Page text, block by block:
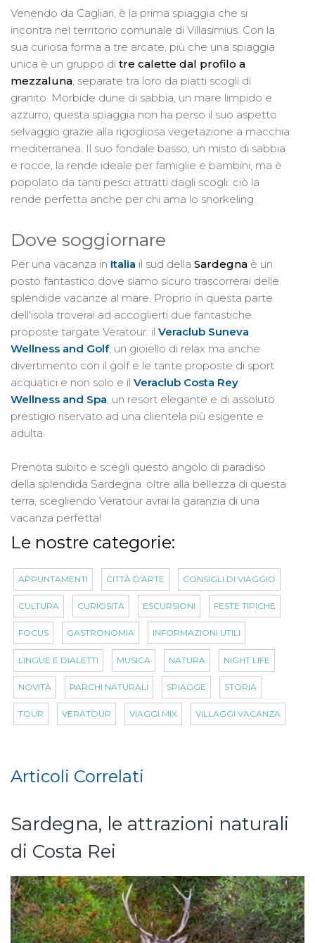
Venendo da Cagliari, è la prima spiaggia che si
incontra nel territorio comunale di Villasimius. Con la
sua curiosa forma a tre arcate, più che una spiaggia
unica è un gruppo di tre calette dal profilo a
mezzaluna , separate tra loro da piatti scogli di
granito. Morbide dune di sabbia, un mare limpido e
azzurro, questa spiaggia non ha perso il suo aspetto
selvaggio grazie alla rigogliosa vegetazione a macchia
mediterranea. Il suo fondale basso, un misto di sabbia
e rocce, la rende ideale per famiglie e bambini, ma è
popolato da tanti pesci attratti dagli scogli: ciò la
rende perfetta anche per chi ama lo snorkeling.
Dove soggiornare
Per una vacanza in Italia il sud della Sardegna è un
posto fantastico dove siamo sicuro trascorrerai delle
splendide vacanze al mare. Proprio in questa parte
dell'isola troverai ad accoglierti due fantastiche
proposte targate Veratour: il Veraclub Suneva
Wellness and Golf, un gioiello di relax ma anche
divertimento con il golf e le tante proposte di sport
acquatici e non solo e il Veraclub Costa Rey
Wellness and Spa , un resort elegante e di assoluto
prestigio riservato ad una clientela più esigente e
adulta.
Prenota subito e scegli questo angolo di paradiso
della splendida Sardegna: oltre alla bellezza di questa
terra, scegliendo Veratour avrai la garanzia di una
vacanza perfetta!
Le nostre categorie:
APPUNTAMENTI CITTÀ D'ARTE CONSIGLI DI VIAGGIO
CULTURA CURIOSITÀ ESCURSIONI FESTE TIPICHE
FOCUS GASTRONOMIA INFORMAZIONI UTILI
LINGUE E DIALETTI MUSICA NATURA NIGHT LIFE
NOVITÀ PARCHI NATURALI SPIAGGE STORIA
TOUR VERATOUR VIAGGI MIX VILLAGGI VACANZA
Articoli Correlati
Sardegna, le attrazioni naturali
di Costa Rei